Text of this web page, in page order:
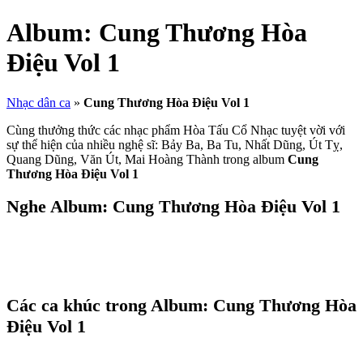
Album: Cung Thương Hòa
Điệu Vol 1
Nhạc dân ca » Cung Thương Hòa Điệu Vol 1
Cùng thưởng thức các nhạc phẩm Hòa Tấu Cổ Nhạc tuyệt vời với
sự thể hiện của nhiều nghệ sĩ: Bảy Ba, Ba Tu, Nhất Dũng, Út Tỵ,
Quang Dũng, Văn Út, Mai Hoàng Thành trong album Cung
Thương Hòa Điệu Vol 1
Nghe Album: Cung Thương Hòa Điệu Vol 1
Các ca khúc trong Album: Cung Thương Hòa
Điệu Vol 1